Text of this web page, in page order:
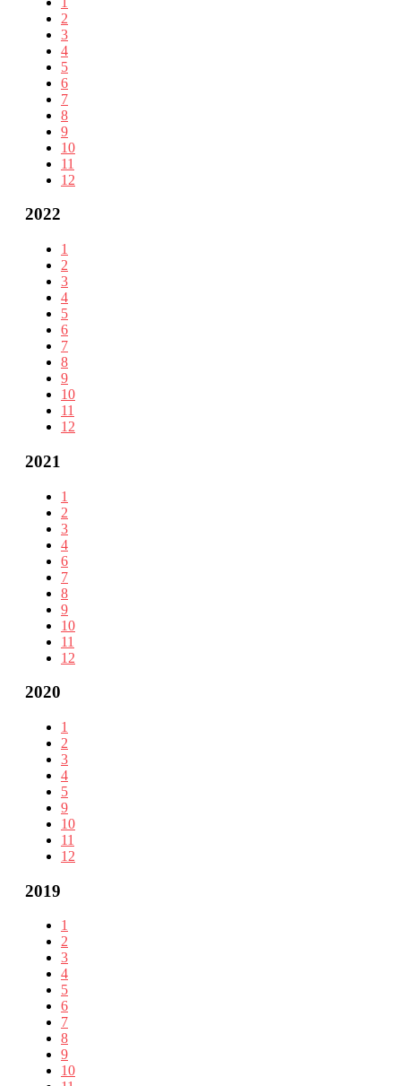
2
3
4
5
6
7
8
9
10
11
12
2022
1
2
3
4
5
6
7
8
9
10
11
12
2021
1
2
3
4
6
7
8
9
10
11
12
2020
1
2
3
4
5
9
10
11
12
2019
1
2
3
4
5
6
7
8
9
10